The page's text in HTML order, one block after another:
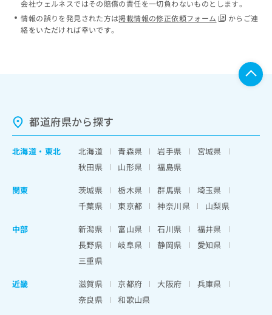
会社ウェルネスではその賠償の責任を一切負わないものとします。
情報の誤りを発見された方は掲載情報の修正依頼フォーム
からご連
絡をいただければ幸いです。
都道府県から探す
北海道 ・ 東北 北海道 青森県 岩手県
宮城県
秋田県
山形県
福島県
関東
茨城県 栃木県 群馬県
埼玉県
千葉県
東京都 神奈川県
山梨県
中部
新潟県 富山県 石川県
福井県
長野県
岐阜県 静岡県
愛知県
三重県
近畿
滋賀県 京都府 大阪府
兵庫県
奈良県
和歌山県